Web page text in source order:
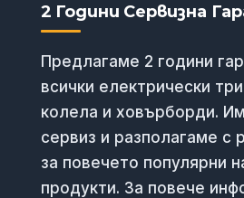
2 Години Сервизна
Предлагаме 2 години
всички електрически
колела и ховърборди.
сервиз и разполагаме с
за повечето популярни
продукти. За повече